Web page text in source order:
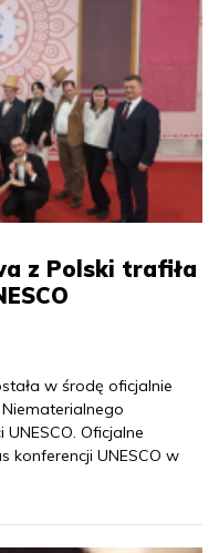
z Polski trafiła
w środę oficjalnie
Oficjalne
konferencji UNESCO w